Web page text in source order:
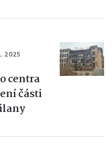
2025
centra
části